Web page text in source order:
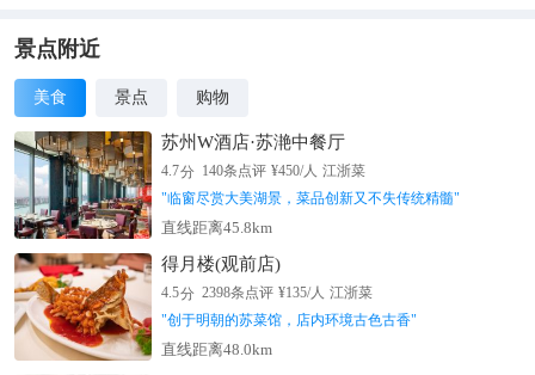
景点附近
美食 景点 购物
苏州W酒店·苏滟中餐厅
4.7分 140条点评 ¥450/人 江浙菜
"临窗尽赏大美湖景，菜品创新又不失传统精髓"
直线距离45.8km
得月楼(观前店)
4.5分 2398条点评 ¥135/人 江浙菜
"创于明朝的苏菜馆，店内环境古色古香"
直线距离48.0km